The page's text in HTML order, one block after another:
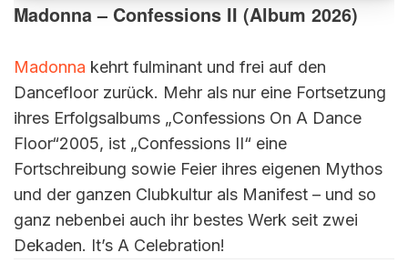
Madonna – Confessions II (Album 2026)
Madonna kehrt fulminant und frei auf den
Dancefloor zurück. Mehr als nur eine Fortsetzung
ihres Erfolgsalbums „Confessions On A Dance
Floor“2005, ist „Confessions II“ eine
Fortschreibung sowie Feier ihres eigenen Mythos
und der ganzen Clubkultur als Manifest – und so
ganz nebenbei auch ihr bestes Werk seit zwei
Dekaden. It’s A Celebration!